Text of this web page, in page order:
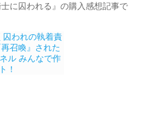
に囚われる』の購入感想記事で